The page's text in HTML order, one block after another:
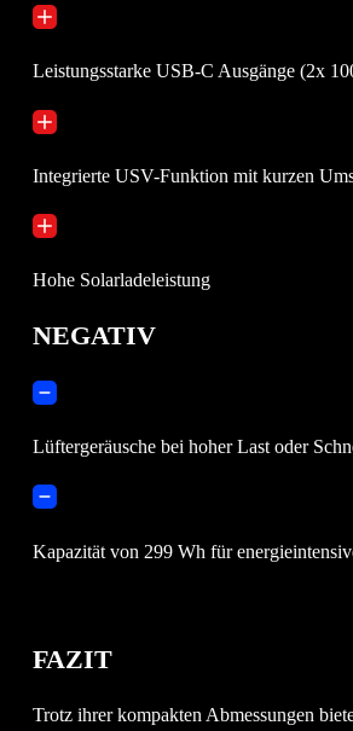
Leistungsstarke USB-C Ausgänge (2x
Integrierte USV-Funktion mit kurzen
Hohe Solarladeleistung
NEGATIV
Lüftergeräusche bei hoher Last oder
Kapazität von 299 Wh für
FAZIT
Trotz ihrer kompakten Abmessungen